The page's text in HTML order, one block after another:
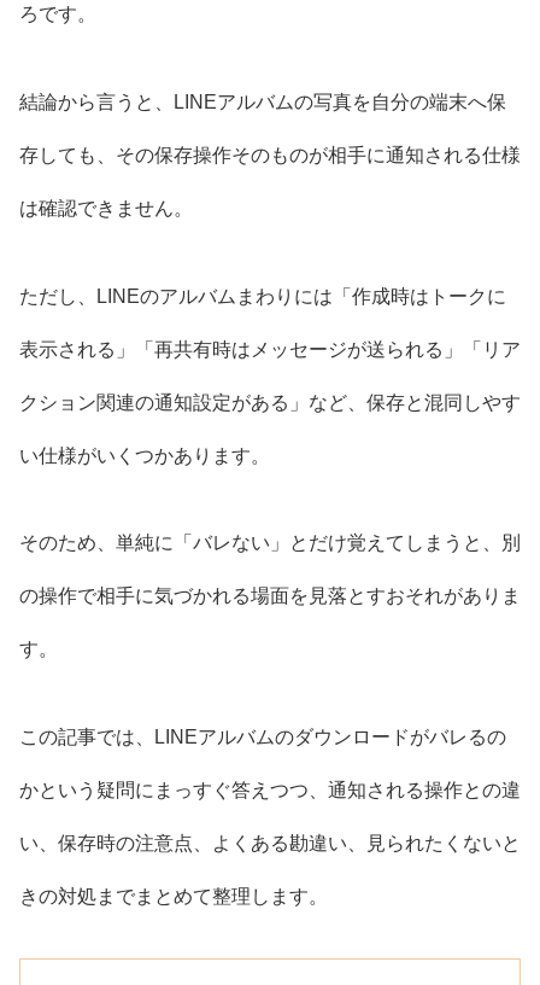
ろです。
結論から言うと、LINEアルバムの写真を自分の端末へ保
存しても、その保存操作そのものが相手に通知される仕様
は確認できません。
ただし、LINEのアルバムまわりには「作成時はトークに
表示される」「再共有時はメッセージが送られる」「リア
クション関連の通知設定がある」など、保存と混同しやす
い仕様がいくつかあります。
そのため、単純に「バレない」とだけ覚えてしまうと、別
の操作で相手に気づかれる場面を見落とすおそれがありま
す。
この記事では、LINEアルバムのダウンロードがバレるの
かという疑問にまっすぐ答えつつ、通知される操作との違
い、保存時の注意点、よくある勘違い、見られたくないと
きの対処までまとめて整理します。